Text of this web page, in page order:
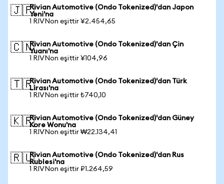
🇯🇵Rivian Automotive (Ondo Tokenized)'dan Japon
Yeni'na
1 RIVNon eşittir ¥2.454,65
🇨🇳Rivian Automotive (Ondo Tokenized)'dan Çin
Yuanı'na
1 RIVNon eşittir ¥104,96
🇹🇷Rivian Automotive (Ondo Tokenized)'dan Türk
Lirası'na
1 RIVNon eşittir ₺740,10
🇰🇷Rivian Automotive (Ondo Tokenized)'dan Güney
Kore Wonu'na
1 RIVNon eşittir ₩22.134,41
🇷🇺Rivian Automotive (Ondo Tokenized)'dan Rus
Rublesi'na
1 RIVNon eşittir ₽1.264,59